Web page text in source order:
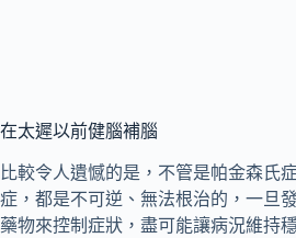
在太遲以前健腦補腦
比較令人遺憾的是，不管是帕金森氏
症，都是不可逆、無法根治的，一旦
藥物來控制症狀，盡可能讓病況維持